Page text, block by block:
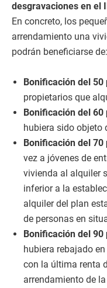
desgravaciones en el
En concreto, los
arrendamiento una
podrán beneficiarse de:
Bonificación del 50
propietarios que
Bonificación del 60
hubiera sido objeto
Bonificación del 70
vez a jóvenes de
vivienda al alquiler
inferior a la
alquiler del plan
de personas en
Bonificación del 90
hubiera rebajado
con la última renta
arrendamiento de